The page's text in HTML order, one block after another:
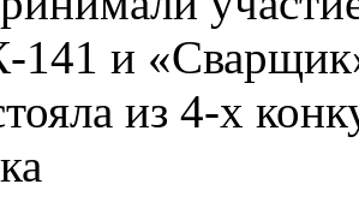
141 и
из 4-х